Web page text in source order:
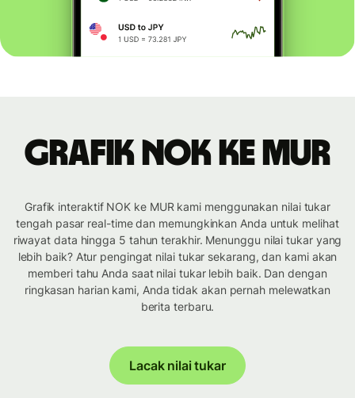
Grafik NOK ke MUR
Grafik interaktif NOK ke MUR kami menggunakan nilai tukar
tengah pasar real-time dan memungkinkan Anda untuk melihat
riwayat data hingga 5 tahun terakhir. Menunggu nilai tukar yang
lebih baik? Atur pengingat nilai tukar sekarang, dan kami akan
memberi tahu Anda saat nilai tukar lebih baik. Dan dengan
ringkasan harian kami, Anda tidak akan pernah melewatkan
berita terbaru.
Lacak nilai tukar